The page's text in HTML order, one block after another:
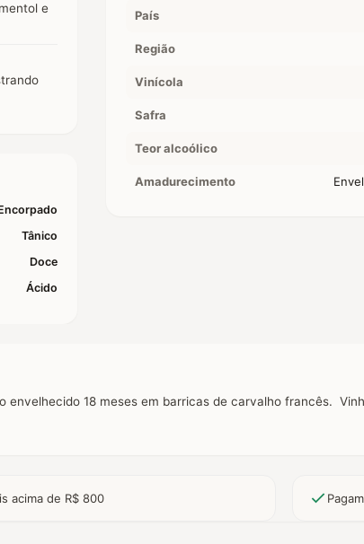
e
Tânico
Doce
Ácido
País
Região
Vinícola
Safra
Teor alcoólico
Amadurecimento
envelhecido 18 meses em barricas de carvalho francês.
acima de R$ 800